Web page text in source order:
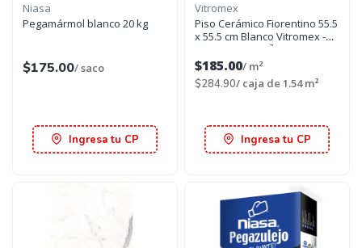
Niasa
Pegamármol blanco 20 kg
$175.00/ saco
Ingresa tu CP
Vitromex
Piso Cerámico Fiorentino 55.5
x 55.5 cm Blanco Vitromex -
CAJA con 1.54 m²
$185.00/ m²
$284.90/ caja de 1.54 m²
Ingresa tu CP